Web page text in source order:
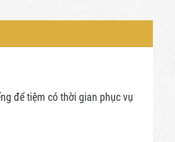
để tiệm có thời gian phục vụ